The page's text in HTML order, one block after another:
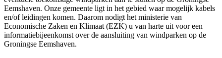
Eemshaven. Onze gemeente ligt in het gebied waar mogelijk kabels
en/of leidingen komen. Daarom nodigt het ministerie van
Economische Zaken en Klimaat (EZK) u van harte uit voor een
informatiebijeenkomst over de aansluiting van windparken op de
Groningse Eemshaven.